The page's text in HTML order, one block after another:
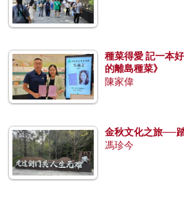
種菜得愛 記一本
的離島種菜》
陳家偉
金秋文化之旅──
馮珍今